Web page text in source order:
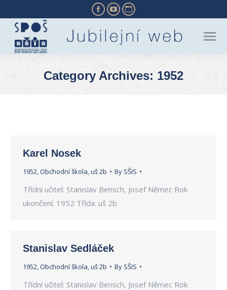
Facebook
opens
window
YouTube
opens
window
Website
opens
window
Category Archives: 1952
Karel Nosek
1952,Obchodní škola,uš 2b By SŠIS
Třídní učitel: Stanislav Bensch, Josef Němec Rok
ukončení: 1952 Třída: uš 2b
Stanislav Sedláček
1952,Obchodní škola,uš 2b By SŠIS
Třídní učitel: Stanislav Bensch, Josef Němec Rok